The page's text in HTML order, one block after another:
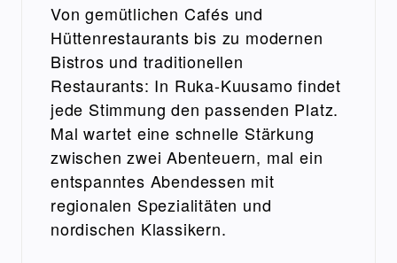
Von gemütlichen Cafés und
Hüttenrestaurants bis zu modernen
Bistros und traditionellen
Restaurants: In Ruka-Kuusamo findet
jede Stimmung den passenden Platz.
Mal wartet eine schnelle Stärkung
zwischen zwei Abenteuern, mal ein
entspanntes Abendessen mit
regionalen Spezialitäten und
nordischen Klassikern.